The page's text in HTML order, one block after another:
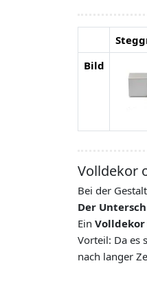
Bild
Volldekor
Bei der
Der
EinVolldekor
Vorteil: Da es
nach langer